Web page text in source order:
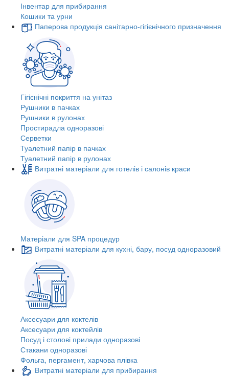
Інвентар для прибирання
Кошики та урни
Паперова продукція санітарно-гігієнічного призначення
Гігієнічні покриття на унітаз
Рушники в пачках
Рушники в рулонах
Простирадла одноразові
Серветки
Туалетний папір в пачках
Туалетний папір в рулонах
Витратні матеріали для готелів і салонів краси
Матеріали для SPA процедур
Витратні матеріали для кухні, бару, посуд одноразовий
Аксесуари для коктелів
Аксесуари для коктейлів
Посуд і столові прилади одноразові
Стакани одноразові
Фольга, пергамент, харчова плівка
Витратні матеріали для прибирання